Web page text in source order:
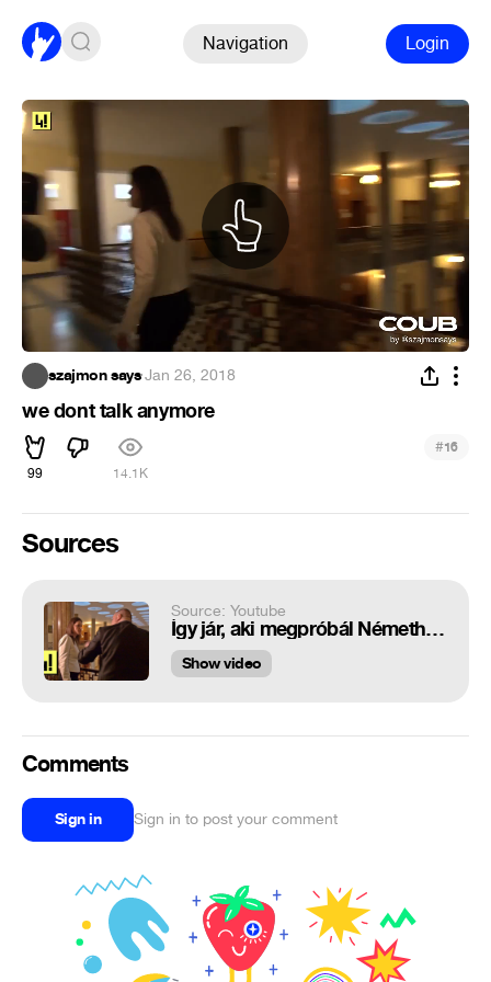
Navigation Login
szajmon says·Jan 26, 2018
we dont talk anymore
99 14.1K
#16
Sources
Source: Youtube
Így jár, aki megpróbál Németh Szilárddal négyszemközt normálisan beszélni
Show video
Comments
Sign in Sign in to post your comment